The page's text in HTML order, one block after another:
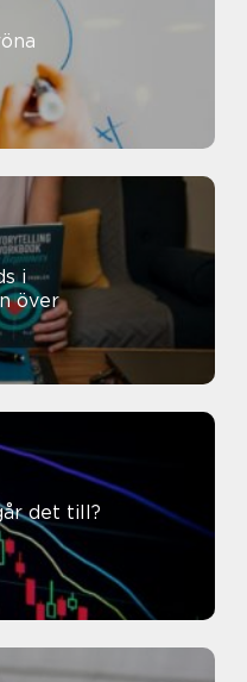
i
över
det till?